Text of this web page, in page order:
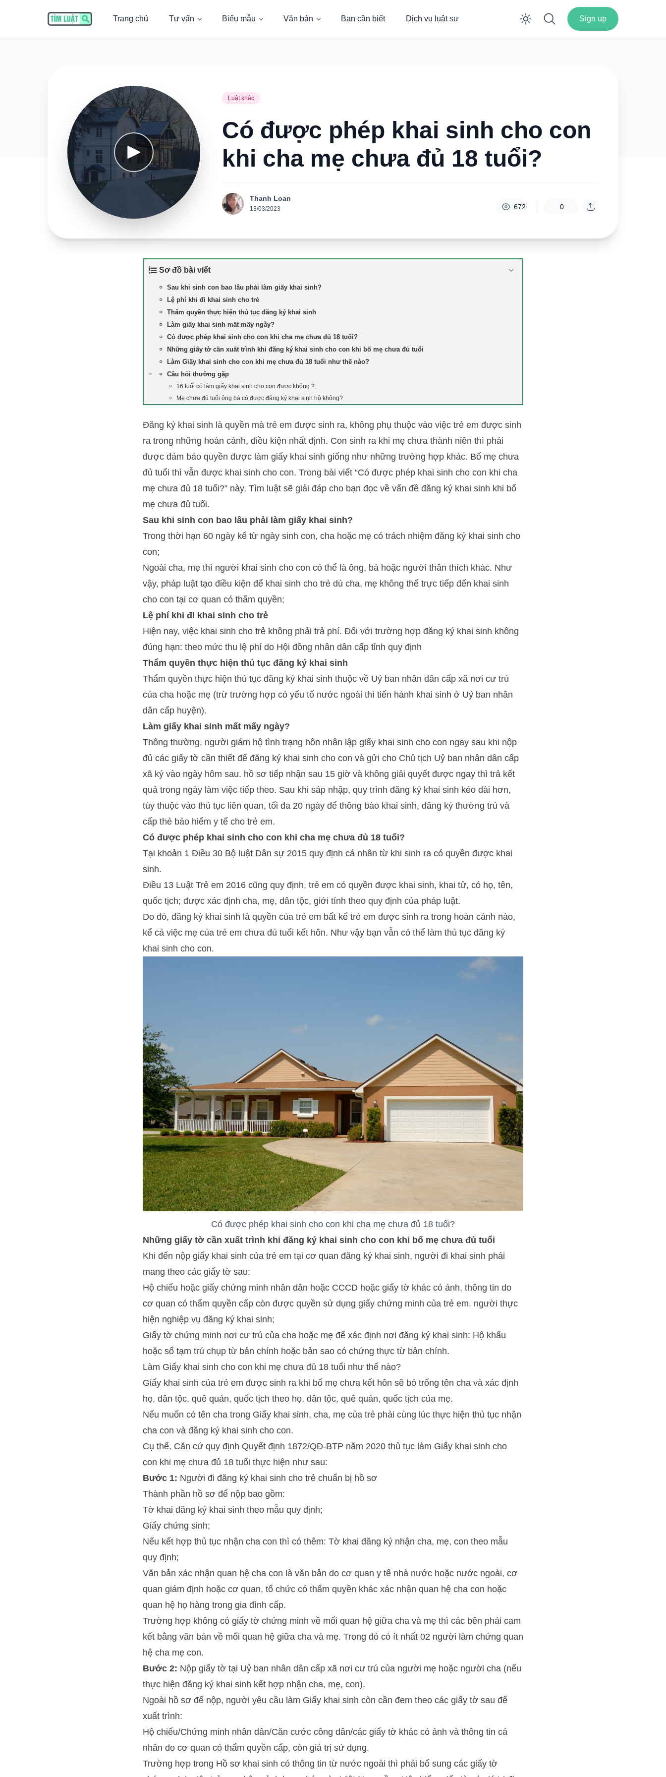
Trang chủ Tư vấn Biểu mẫu Văn bản Bạn cần biết Dịch vụ luật sư Enable dark mode
Sign up
Luật khác
Có được phép khai sinh cho con
khi cha mẹ chưa đủ 18 tuổi?
Thanh Loan
13/03/2023 672 0
Sơ đồ bài viết
Sau khi sinh con bao lâu phải làm giấy khai sinh?
Lệ phí khi đi khai sinh cho trẻ
Thẩm quyền thực hiện thủ tục đăng ký khai sinh
Làm giấy khai sinh mất mấy ngày?
Có được phép khai sinh cho con khi cha mẹ chưa đủ 18 tuổi?
Những giấy tờ cần xuất trình khi đăng ký khai sinh cho con khi bố mẹ chưa đủ tuổi
Làm Giấy khai sinh cho con khi mẹ chưa đủ 18 tuổi như thế nào?
Câu hỏi thường gặp
16 tuổi có làm giấy khai sinh cho con được không ?
Mẹ chưa đủ tuổi ông bà có được đăng ký khai sinh hộ không?
Đăng ký khai sinh là quyền mà trẻ em được sinh ra, không phụ thuộc vào việc trẻ em được sinh
ra trong những hoàn cảnh, điều kiện nhất định. Con sinh ra khi mẹ chưa thành niên thì phải
được đảm bảo quyền được làm giấy khai sinh giống như những trường hợp khác. Bố mẹ chưa
đủ tuổi thì vẫn được khai sinh cho con. Trong bài viết “Có được phép khai sinh cho con khi cha
mẹ chưa đủ 18 tuổi?” này, Tìm luật sẽ giải đáp cho bạn đọc về vấn đề đăng ký khai sinh khi bố
mẹ chưa đủ tuổi.
Sau khi sinh con bao lâu phải làm giấy khai sinh?
Trong thời hạn 60 ngày kể từ ngày sinh con, cha hoặc mẹ có trách nhiệm đăng ký khai sinh cho
con;
Ngoài cha, mẹ thì người khai sinh cho con có thể là ông, bà hoặc người thân thích khác. Như
vậy, pháp luật tạo điều kiện để khai sinh cho trẻ dù cha, mẹ không thể trực tiếp đến khai sinh
cho con tại cơ quan có thẩm quyền;
Lệ phí khi đi khai sinh cho trẻ
Hiện nay, việc khai sinh cho trẻ không phải trả phí. Đối với trường hợp đăng ký khai sinh không
đúng hạn: theo mức thu lệ phí do Hội đồng nhân dân cấp tỉnh quy định
Thẩm quyền thực hiện thủ tục đăng ký khai sinh
Thẩm quyền thực hiện thủ tục đăng ký khai sinh thuộc về Uỷ ban nhân dân cấp xã nơi cư trú
của cha hoặc mẹ (trừ trường hợp có yếu tố nước ngoài thì tiến hành khai sinh ở Uỷ ban nhân
dân cấp huyện).
Làm giấy khai sinh mất mấy ngày?
Thông thường, người giám hộ tình trạng hôn nhân lập giấy khai sinh cho con ngay sau khi nộp
đủ các giấy tờ cần thiết để đăng ký khai sinh cho con và gửi cho Chủ tịch Uỷ ban nhân dân cấp
xã ký vào ngày hôm sau. hồ sơ tiếp nhận sau 15 giờ và không giải quyết được ngay thì trả kết
quả trong ngày làm việc tiếp theo. Sau khi sáp nhập, quy trình đăng ký khai sinh kéo dài hơn,
tùy thuộc vào thủ tục liên quan, tối đa 20 ngày để thông báo khai sinh, đăng ký thường trú và
cấp thẻ bảo hiểm y tế cho trẻ em.
Có được phép khai sinh cho con khi cha mẹ chưa đủ 18 tuổi?
Tại khoản 1 Điều 30 Bộ luật Dân sự 2015 quy định cá nhân từ khi sinh ra có quyền được khai
sinh.
Điều 13 Luật Trẻ em 2016 cũng quy định, trẻ em có quyền được khai sinh, khai tử, có họ, tên,
quốc tịch; được xác định cha, mẹ, dân tộc, giới tính theo quy định của pháp luật.
Do đó, đăng ký khai sinh là quyền của trẻ em bất kể trẻ em được sinh ra trong hoàn cảnh nào,
kể cả việc mẹ của trẻ em chưa đủ tuổi kết hôn. Như vậy bạn vẫn có thể làm thủ tục đăng ký
khai sinh cho con.
Có được phép khai sinh cho con khi cha mẹ chưa đủ 18 tuổi?
Những giấy tờ cần xuất trình khi đăng ký khai sinh cho con khi bố mẹ chưa đủ tuổi
Khi đến nộp giấy khai sinh của trẻ em tại cơ quan đăng ký khai sinh, người đi khai sinh phải
mang theo các giấy tờ sau:
Hộ chiếu hoặc giấy chứng minh nhân dân hoặc CCCD hoặc giấy tờ khác có ảnh, thông tin do
cơ quan có thẩm quyền cấp còn được quyền sử dụng giấy chứng minh của trẻ em. người thực
hiện nghiệp vụ đăng ký khai sinh;
Giấy tờ chứng minh nơi cư trú của cha hoặc mẹ để xác định nơi đăng ký khai sinh: Hộ khẩu
hoặc sổ tạm trú chụp từ bản chính hoặc bản sao có chứng thực từ bản chính.
Làm Giấy khai sinh cho con khi mẹ chưa đủ 18 tuổi như thế nào?
Giấy khai sinh của trẻ em được sinh ra khi bố mẹ chưa kết hôn sẽ bỏ trống tên cha và xác định
họ, dân tộc, quê quán, quốc tịch theo họ, dân tộc, quê quán, quốc tịch của mẹ.
Nếu muốn có tên cha trong Giấy khai sinh, cha, mẹ của trẻ phải cùng lúc thực hiện thủ tục nhận
cha con và đăng ký khai sinh cho con.
Cụ thể, Căn cứ quy định Quyết định 1872/QĐ-BTP năm 2020 thủ tục làm Giấy khai sinh cho
con khi mẹ chưa đủ 18 tuổi thực hiện như sau:
Bước 1: Người đi đăng ký khai sinh cho trẻ chuẩn bị hồ sơ
Thành phần hồ sơ để nộp bao gồm:
Tờ khai đăng ký khai sinh theo mẫu quy định;
Giấy chứng sinh;
Nếu kết hợp thủ tục nhận cha con thì có thêm: Tờ khai đăng ký nhận cha, mẹ, con theo mẫu
quy định;
Văn bản xác nhận quan hệ cha con là văn bản do cơ quan y tế nhà nước hoặc nước ngoài, cơ
quan giám định hoặc cơ quan, tổ chức có thẩm quyền khác xác nhận quan hệ cha con hoặc
quan hệ họ hàng trong gia đình cấp.
Trường hợp không có giấy tờ chứng minh về mối quan hệ giữa cha và mẹ thì các bên phải cam
kết bằng văn bản về mối quan hệ giữa cha và mẹ. Trong đó có ít nhất 02 người làm chứng quan
hệ cha mẹ con.
Bước 2: Nộp giấy tờ tại Uỷ ban nhân dân cấp xã nơi cư trú của người mẹ hoặc người cha (nếu
thực hiện đăng ký khai sinh kết hợp nhận cha, mẹ, con).
Ngoài hồ sơ để nộp, người yêu cầu làm Giấy khai sinh còn cần đem theo các giấy tờ sau để
xuất trình:
Hộ chiếu/Chứng minh nhân dân/Căn cước công dân/các giấy tờ khác có ảnh và thông tin cá
nhân do cơ quan có thẩm quyền cấp, còn giá trị sử dụng.
Trường hợp trong Hồ sơ khai sinh có thông tin từ nước ngoài thì phải bổ sung các giấy tờ